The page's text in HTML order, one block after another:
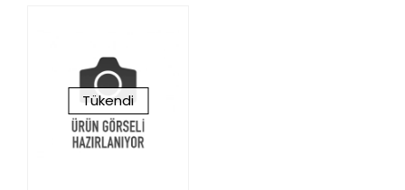
Tükendi